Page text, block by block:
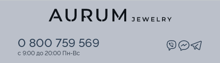
0 800 759 569
c 9:00 до 20:00 Пн-Вс